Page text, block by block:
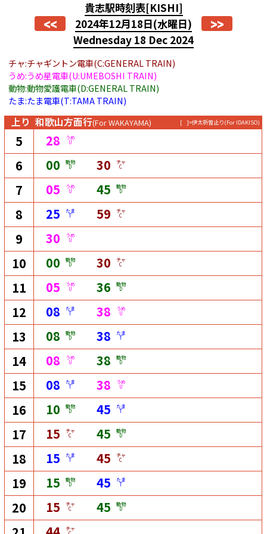
<<
貴志駅時刻表[KISHI]
2024年12月18日(水曜日)
Wednesday 18 Dec 2024
>>
チャ:チャギントン電車(C:GENERAL TRAIN)
うめ:うめ星電車(U:UMEBOSHI TRAIN)
動物:動物愛護電車(D:GENERAL TRAIN)
たま:たま電車(T:TAMA TRAIN)
上り 和歌山方面行(For WAKAYAMA) [ ]=伊太祈曽止り(For IDAKISO)
5 28 うめ
U
6 00 動物
D 30 チャ
C
7 05 うめ
U 45 動物
D
8 25 たま
T 59 チャ
C
9 30 うめ
U
10 00 動物
D 30 チャ
C
11 05 うめ
U 36 動物
D
12 08 たま
T 38 うめ
U
13 08 動物
D 38 たま
T
14 08 うめ
U 38 動物
D
15 08 たま
T 38 うめ
U
16 10 動物
D 45 たま
T
17 15 チャ
C 45 動物
D
18 15 たま
T 45 チャ
C
19 15 動物
D 45 たま
T
20 15 チャ
C 45 動物
D
チャ